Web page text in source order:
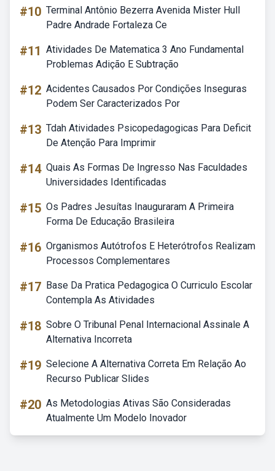
#10 Terminal Antônio Bezerra Avenida Mister Hull
Padre Andrade Fortaleza Ce
#11 Atividades De Matematica 3 Ano Fundamental
Problemas Adição E Subtração
#12 Acidentes Causados Por Condições Inseguras
Podem Ser Caracterizados Por
#13 Tdah Atividades Psicopedagogicas Para Deficit
De Atenção Para Imprimir
#14 Quais As Formas De Ingresso Nas Faculdades
Universidades Identificadas
#15 Os Padres Jesuítas Inauguraram A Primeira
Forma De Educação Brasileira
#16 Organismos Autótrofos E Heterótrofos Realizam
Processos Complementares
#17 Base Da Pratica Pedagogica O Curriculo Escolar
Contempla As Atividades
#18 Sobre O Tribunal Penal Internacional Assinale A
Alternativa Incorreta
#19 Selecione A Alternativa Correta Em Relação Ao
Recurso Publicar Slides
#20 As Metodologias Ativas São Consideradas
Atualmente Um Modelo Inovador